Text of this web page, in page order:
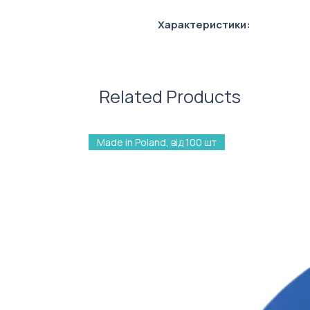
Характеристики:
Related Products
Made in Poland, від 100 шт